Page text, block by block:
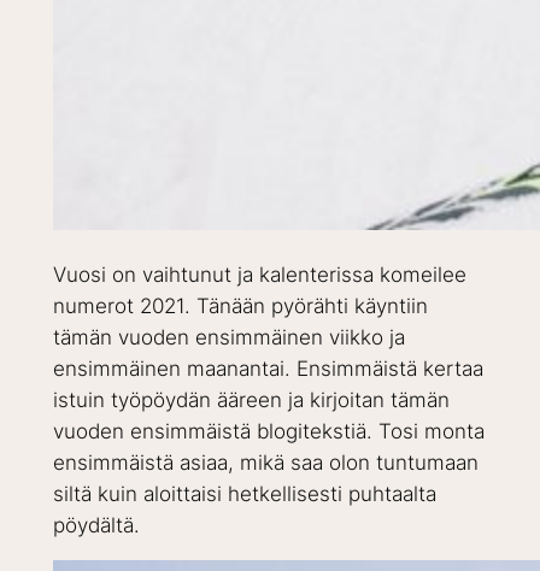
Vuosi on vaihtunut ja kalenterissa komeilee
numerot 2021. Tänään pyörähti käyntiin
tämän vuoden ensimmäinen viikko ja
ensimmäinen maanantai. Ensimmäistä kertaa
istuin työpöydän ääreen ja kirjoitan tämän
vuoden ensimmäistä blogitekstiä. Tosi monta
ensimmäistä asiaa, mikä saa olon tuntumaan
siltä kuin aloittaisi hetkellisesti puhtaalta
pöydältä.